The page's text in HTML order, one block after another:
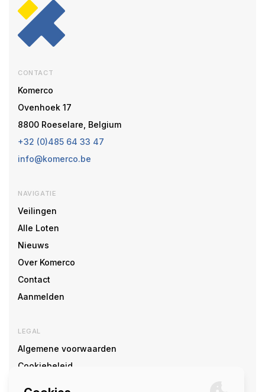
CONTACT
Komerco
Ovenhoek 17
8800 Roeselare, Belgium
+32 (0)485 64 33 47
info@komerco.be
NAVIGATIE
Veilingen
Alle Loten
Nieuws
Over Komerco
Contact
Aanmelden
LEGAL
Algemene voorwaarden
Cookiebeleid